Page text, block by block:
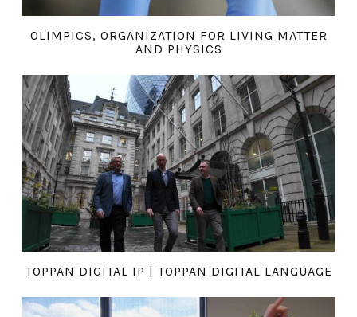
OLIMPICS, ORGANIZATION FOR LIVING MATTER
AND PHYSICS
TOPPAN DIGITAL IP | TOPPAN DIGITAL LANGUAGE